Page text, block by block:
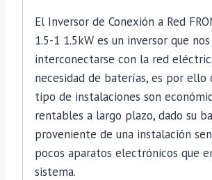
El Inversor de Conexión a Red
1.5-1 1.5kW es un inversor que
interconectarse con la red
necesidad de baterías, es por ello
tipo de instalaciones son
rentables a largo plazo, dado su
proveniente de una instalación
pocos aparatos electrónicos que
sistema.